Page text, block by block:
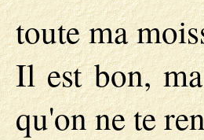
toute ma
Il est bon,
qu'on ne te